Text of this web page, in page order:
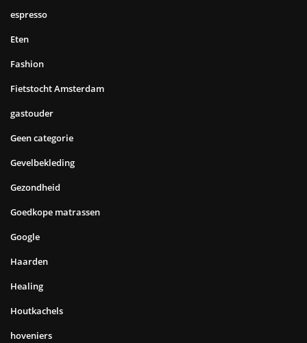
espresso
Eten
Fashion
Fietstocht Amsterdam
gastouder
Geen categorie
Gevelbekleding
Gezondheid
Goedkope matrassen
Google
Haarden
Healing
Houtkachels
hoveniers